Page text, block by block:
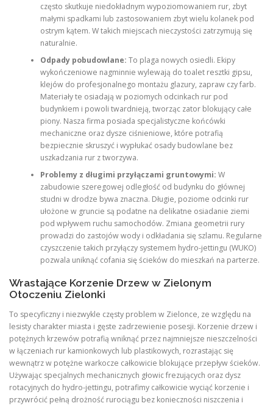
często skutkuje niedokładnym wypoziomowaniem rur, zbyt
małymi spadkami lub zastosowaniem zbyt wielu kolanek pod
ostrym kątem. W takich miejscach nieczystości zatrzymują się
naturalnie.
Odpady pobudowlane: To plaga nowych osiedli. Ekipy
wykończeniowe nagminnie wylewają do toalet resztki gipsu,
klejów do profesjonalnego montażu glazury, zapraw czy farb.
Materiały te osiadają w poziomych odcinkach rur pod
budynkiem i powoli twardnieją, tworząc zator blokujący całe
piony. Nasza firma posiada specjalistyczne końcówki
mechaniczne oraz dysze ciśnieniowe, które potrafią
bezpiecznie skruszyć i wypłukać osady budowlane bez
uszkadzania rur z tworzywa.
Problemy z długimi przyłączami gruntowymi: W
zabudowie szeregowej odległość od budynku do głównej
studni w drodze bywa znaczna. Długie, poziome odcinki rur
ułożone w gruncie są podatne na delikatne osiadanie ziemi
pod wpływem ruchu samochodów. Zmiana geometrii rury
prowadzi do zastojów wody i odkładania się szlamu. Regularne
czyszczenie takich przyłączy systemem hydro-jettingu (WUKO)
pozwala uniknąć cofania się ścieków do mieszkań na parterze.
Wrastające Korzenie Drzew w Zielonym
Otoczeniu Zielonki
To specyficzny i niezwykle częsty problem w Zielonce, ze względu na
lesisty charakter miasta i gęste zadrzewienie posesji. Korzenie drzew i
potężnych krzewów potrafią wniknąć przez najmniejsze nieszczelności
w łączeniach rur kamionkowych lub plastikowych, rozrastając się
wewnątrz w potężne warkocze całkowicie blokujące przepływ ścieków.
Używając specjalnych mechanicznych głowic frezujących oraz dysz
rotacyjnych do hydro-jettingu, potrafimy całkowicie wyciąć korzenie i
przywrócić pełną drożność rurociągu bez konieczności niszczenia i